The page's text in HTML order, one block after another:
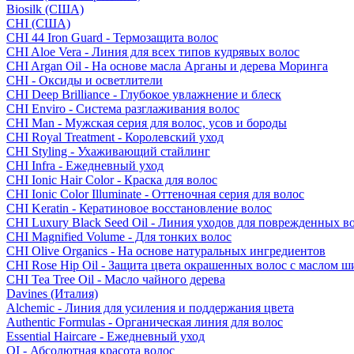
Biosilk (США)
CHI (США)
CHI 44 Iron Guard - Термозащита волос
CHI Aloe Vera - Линия для всех типов кудрявых волос
CHI Argan Oil - На основе масла Арганы и дерева Моринга
CHI - Оксиды и осветлители
CHI Deep Brilliance - Глубокое увлажнение и блеск
CHI Enviro - Система разглаживания волос
CHI Man - Мужская серия для волос, усов и бороды
CHI Royal Treatment - Королевский уход
CHI Styling - Ухаживающий стайлинг
CHI Infra - Ежедневный уход
CHI Ionic Hair Color - Краска для волос
CHI Ionic Color Illuminate - Оттеночная серия для волос
CHI Keratin - Кератиновое восстановление волос
CHI Luxury Black Seed Oil - Линия уходов для поврежденных
CHI Magnified Volume - Для тонких волос
CHI Olive Organics - На основе натуральных ингредиентов
CHI Rose Hip Oil - Защита цвета окрашенных волос с маслом
CHI Tea Tree Oil - Масло чайного дерева
Davines (Италия)
Alchemic - Линия для усиления и поддержания цвета
Authentic Formulas - Органическая линия для волос
Essential Haircare - Eжедневный уход
OI - Абсолютная красота волос